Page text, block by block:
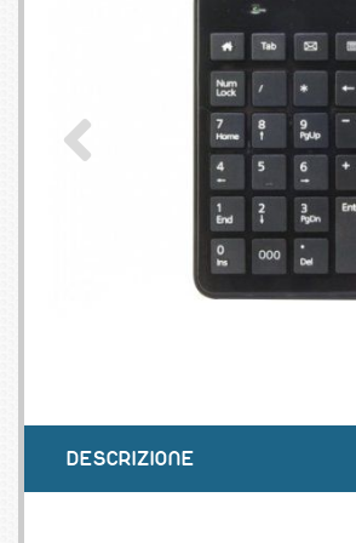
DESCRIZIONE